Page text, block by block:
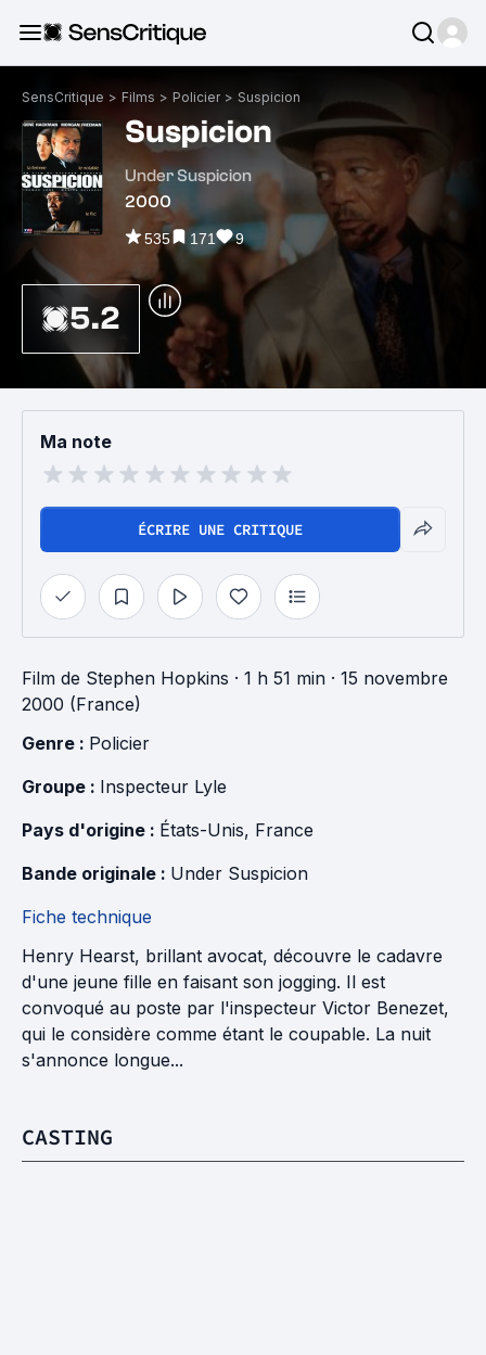
SensCritique > Films > Policier > Suspicion
Suspicion
Under Suspicion
2000
535 171 9
5.2
Ma note
ÉCRIRE UNE CRITIQUE
Film de Stephen Hopkins · 1 h 51 min · 15 novembre
2000 (France)
Genre : Policier
Groupe : Inspecteur Lyle
Pays d'origine : États-Unis, France
Bande originale : Under Suspicion
Fiche technique
Henry Hearst, brillant avocat, découvre le cadavre
d'une jeune fille en faisant son jogging. Il est
convoqué au poste par l'inspecteur Victor Benezet,
qui le considère comme étant le coupable. La nuit
s'annonce longue...
CASTING